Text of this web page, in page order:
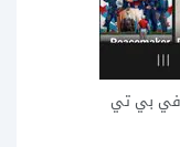
في بي تي